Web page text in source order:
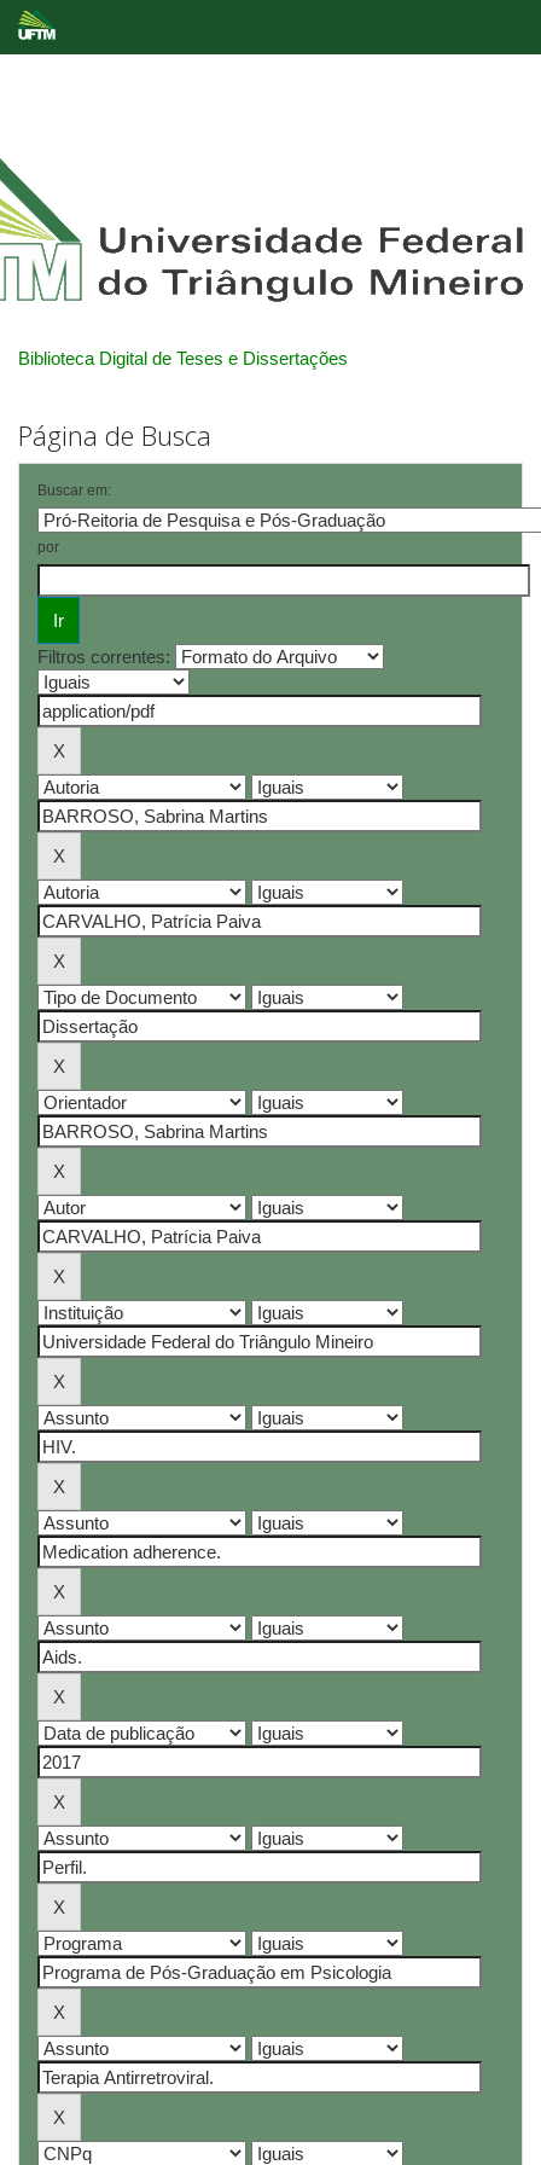
Biblioteca Digital de Teses e Dissertações
Página de Busca
Buscar em:
por
Filtros correntes: